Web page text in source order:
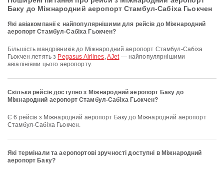
Баку до Міжнародний аеропорт Стамбул-Сабіха Гьокчен
Які авіакомпанії є найпопулярнішими для рейсів до Міжнародний
аеропорт Стамбул-Сабіха Гьокчен?
Більшість мандрівників до Міжнародний аеропорт Стамбул-Сабіха
Гьокчен летять з Pegasus Airlines,AJet— найпопулярнішими
авіалініями цього аеропорту.
Скільки рейсів доступно з Міжнародний аеропорт Баку до
Міжнародний аеропорт Стамбул-Сабіха Гьокчен?
Є 6 рейсів з Міжнародний аеропорт Баку до Міжнародний аеропорт
Стамбул-Сабіха Гьокчен.
Які термінали та аеропортові зручності доступні в Міжнародний
аеропорт Баку?